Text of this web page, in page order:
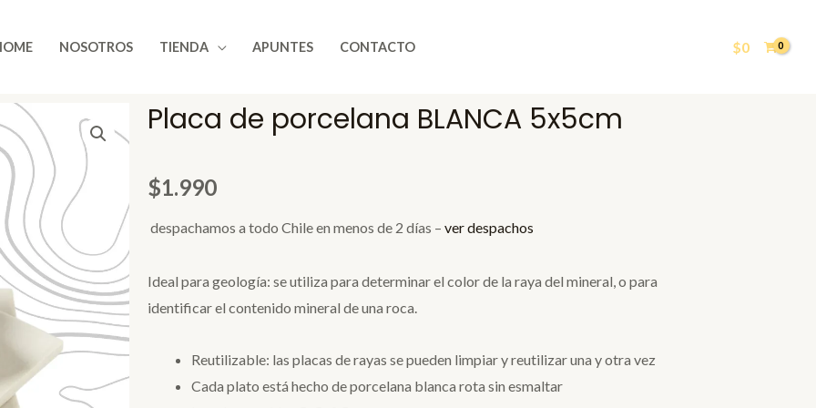
NOSOTROS TIENDA APUNTES CONTACTO $0
Placa de porcelana BLANCA 5x5cm
$1.990
despachamos a todo Chile en menos de 2 días – ver despachos
Ideal para geología: se utiliza para determinar el color de la raya del mineral, o para
identificar el contenido mineral de una roca.
Reutilizable: las placas de rayas se pueden limpiar y reutilizar una y otra vez
Cada plato está hecho de porcelana blanca rota sin esmaltar